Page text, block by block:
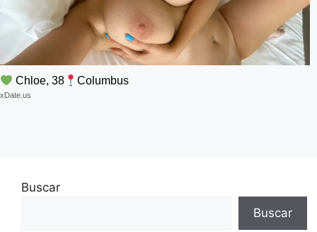
Chloe, 38 Columbus
xDate.us
Buscar
Buscar